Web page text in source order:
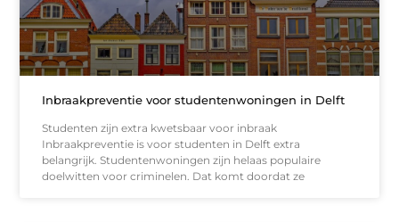
Inbraakpreventie voor studentenwoningen in Delft
Studenten zijn extra kwetsbaar voor inbraak
Inbraakpreventie is voor studenten in Delft extra
belangrijk. Studentenwoningen zijn helaas populaire
doelwitten voor criminelen. Dat komt doordat ze